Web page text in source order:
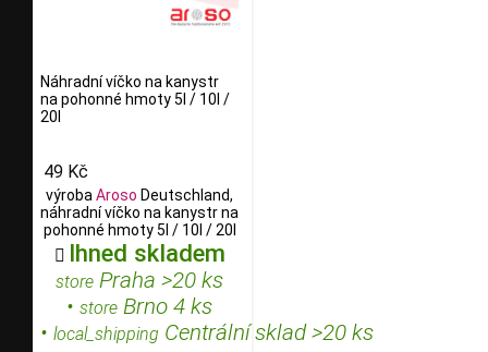
Náhradní víčko na kanystr
na pohonné hmoty 5l / 10l /
20l
49 Kč
výrobaAroso Deutschland,
náhradní víčko na kanystr na
pohonné hmoty 5l / 10l / 20l
 Ihned skladem
store Praha >20 ks
• store Brno 4 ks
• local_shipping Centrální sklad >20 ks